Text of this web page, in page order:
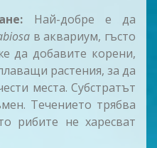
Най-добре е да
в аквариум, гъсто
да добавите корени,
растения, за да
места. Субстратът
Течението трябва
рибите не харесват